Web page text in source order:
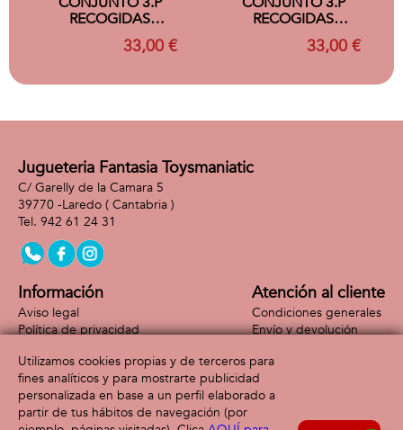
RECOGIDAS
PASACINTAS
BLANCO/V.MENTA
33,00 €
RECOGIDAS
PASACINTAS
BLANCO/GRIS 1M
33,00 €
Jugueteria Fantasia Toysmaniatic
C/ Garelly de la Camara 5
39770 -Laredo ( Cantabria )
942 61 24 31
Información
Aviso legal
Política de privacidad
Atención al cliente
Condiciones generales
Envío y devolución
Formas de pago
Utilizamos cookies propias y de terceros para
fines analíticos y para mostrarte publicidad
personalizada en base a un perfil elaborado a
partir de tus hábitos de navegación (por